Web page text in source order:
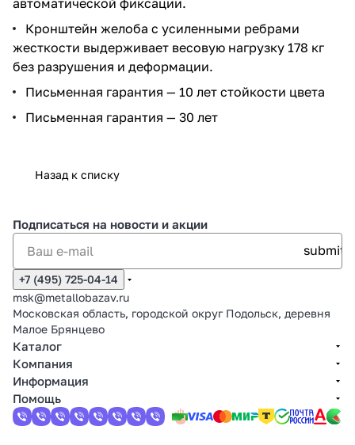
Кронштейн желоба с усиленными ребрами
жесткости выдерживает весовую нагрузку 178 кг
без разрушения и деформации.
Письменная гарантия — 10 лет стойкости цвета
Письменная гарантия — 30 лет
Назад к списку
Подписаться на новости и акции
+7 (495) 725-04-14
msk@metallobazav.ru
Московская область, городской округ Подольск, деревня
Малое Брянцево
Каталог
Компания
Информация
Помощь